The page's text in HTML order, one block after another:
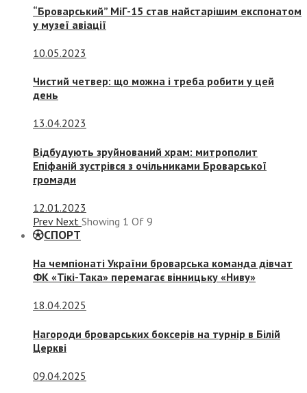
“Броварський” МіГ-15 став найстарішим експонатом
у музеї авіації
10.05.2023
Чистий четвер: що можна і треба робити у цей
день
13.04.2023
Відбудують зруйнований храм: митрополит
Епіфаній зустрівся з очільниками Броварської
громади
12.01.2023
Prev Next Showing 1 Of 9
СПОРТ
На чемпіонаті України броварська команда дівчат
ФК «Тікі-Така» перемагає вінницьку «Ниву»
18.04.2025
Нагороди броварських боксерів на турнір в Білій
Церкві
09.04.2025